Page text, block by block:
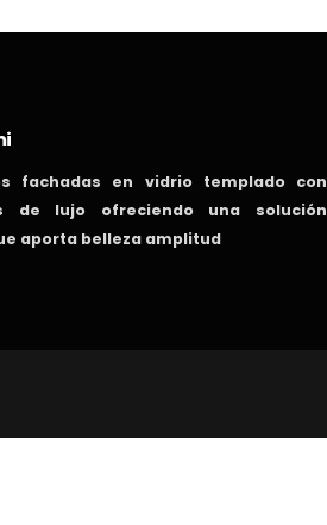
fachadas en vidrio templado con
de lujo ofreciendo una solución
aporta belleza amplitud